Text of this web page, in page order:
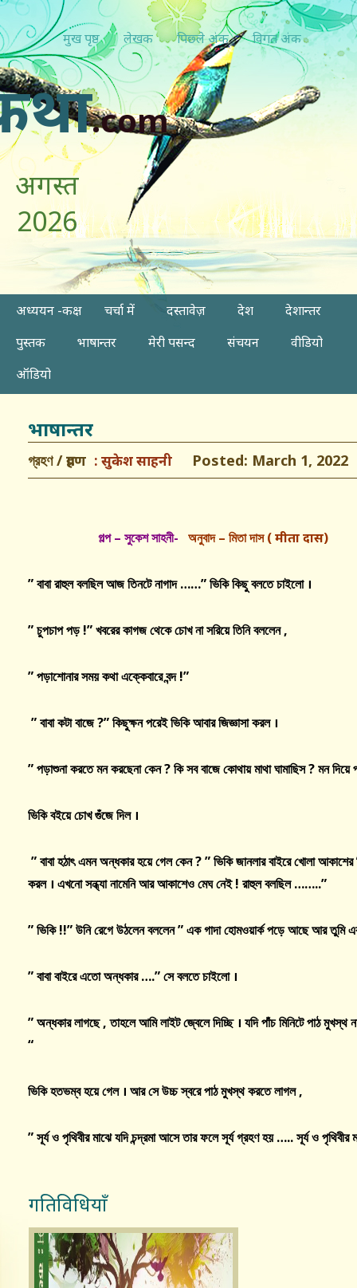
मुख पृष्ठ लेखक पिछ्ले अंक विगत अंक
.com
अगस्त
2026
अध्ययन -कक्ष चर्चा में दस्तावेज़ देश
देशान्तर
पुस्तक
भाषान्तर मेरी पसन्द संचयन
वीडियो
ऑडियो
भाषान्तर
গ্রহণ / ग्रहण सुकेश साहनी Posted: March 1, 2022
গল্প– সুকেশসাহনী- অনুবাদ– মিতাদাস( मीता दास)
”বাবারাহুলবলছিলআজতিনটেনাগাদ……”ভিকিকিছুবলতেচাইলো।
”চুপচাপপড়!”খবরেরকাগজথেকেচোখনাসরিয়েতিনিবললেন ,
”পড়াশোনারসময়কথাএক্কেবারেবন্দ!”
”বাবাকটাবাজে?”কিছুক্ষনপরেইভিকিআবারজিজ্ঞাসাকরল।
”পড়াশুনাকরতেমনকরছেনাকেন?কিসববাজেকোথায়মাথাঘামাছিস?মনদিয়ে
ভিকিবইয়েচোখগুঁজেদিল।
”বাবাহঠাৎএমনঅন্ধকারহয়েগেলকেন? ”ভিকিজানলারবাইরেখোলাআকাশের
করল। এখনোসন্ধ্যানামেনিআরআকাশেওমেঘনেই! রাহুলবলছিল……..”
”ভিকি!!”উনিরেগেউঠলেনবললেন”একগাদাহোমওয়ার্কপড়েআছেআরতুমি
”বাবাবাইরেএতোঅন্ধকার….”সেবলতেচাইলো।
”অন্ধকারলাগছে ,তাহলেআমিলাইটজ্বেলেদিচ্ছি। যদিপাঁচমিনিটেপাঠমুখস্থ
“
ভিকিহতভম্বহয়েগেল। আরসেউচ্চস্বরেপাঠমুখস্থকরতেলাগল ,
”সূর্যওপৃথিবীরমাঝেযদিচন্দ্রমাআসেতারফলেসূর্যগ্রহণহয়…..সূর্যওপৃথিবীর
गतिविधियाँ